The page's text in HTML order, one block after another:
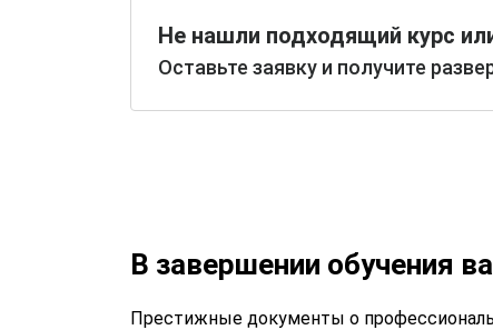
Не нашли подходящий курс
Оставьте заявку и получите
В завершении обучения
Престижные документы о